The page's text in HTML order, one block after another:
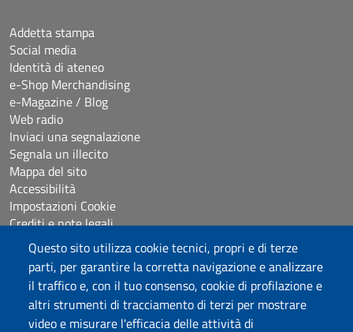
Questo sito utilizza cookie tecnici, propri e di terze
parti, per garantire la corretta navigazione e analizzare
il traffico e, con il tuo consenso, cookie di profilazione e
altri strumenti di tracciamento di terzi per mostrare
video e misurare l'efficacia delle attività di
Addetta stampa
Social media
Identità di ateneo
e-Shop Merchandising
e-Magazine / Blog
Web radio
Inviaci una segnalazione
Segnala un illecito
Mappa del sito
Accessibilità
Impostazioni Cookie
Crediti e note legali
Seguici su
Chatta con noi